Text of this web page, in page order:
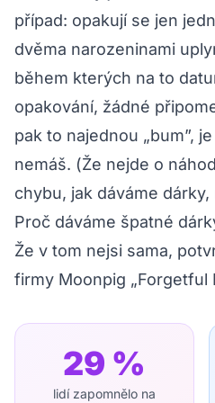
případ: opakují se jen
dvěma narozeninami
během kterých na to
opakování, žádné
pak to najednou „bum”,
nemáš. (Že nejde o
chybu, jak dáváme
Proč dáváme špatné
Že v tom nejsi sama,
firmy Moonpig „Forgetful
29 %
lidí zapomnělo na